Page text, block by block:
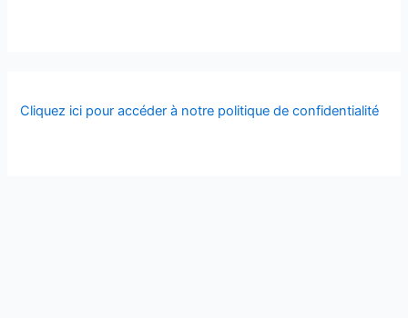
Cliquez ici pour accéder à notre politique de confidentialité